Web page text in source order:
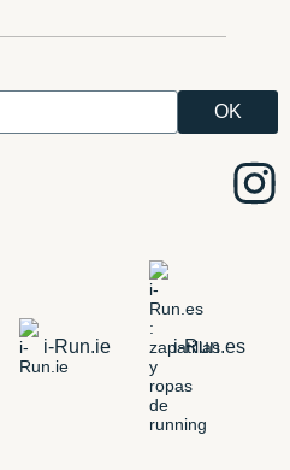
i-Run.ie i-Run.es